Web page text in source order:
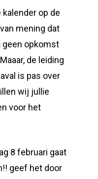
op de
mening dat
geen opkomst
de leiding
is pas over
wij jullie
voor het
8 februari gaat
geef het door